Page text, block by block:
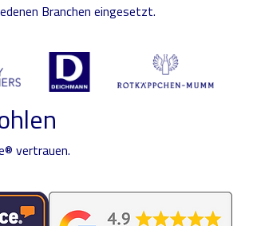
Branchen eingesetzt.
vertrauen.